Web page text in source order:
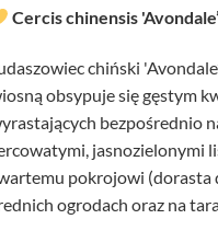
Cercis chinensis
chiński
obsypuje się gęstym
bezpośrednio
jasnozielonymi
pokrojowi (dorasta
ogrodach oraz na